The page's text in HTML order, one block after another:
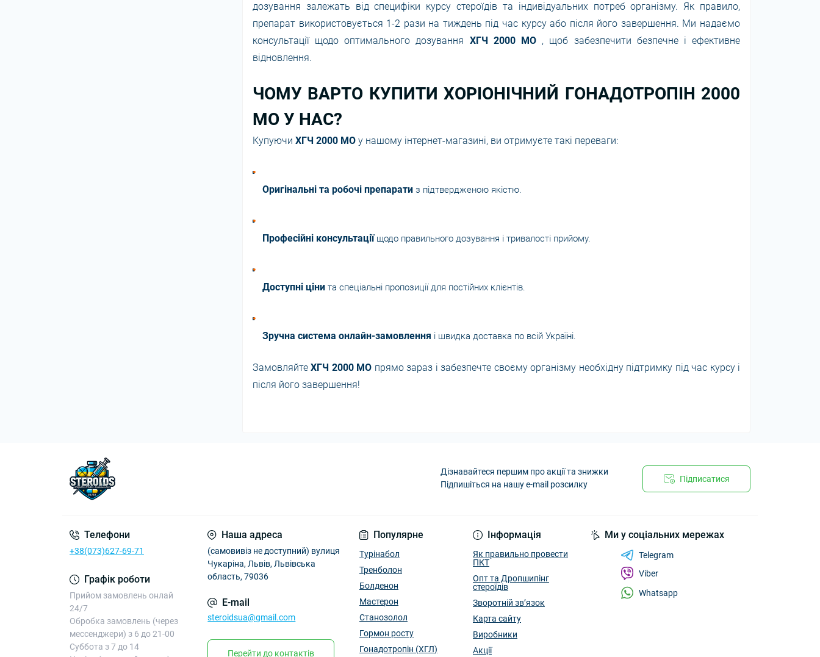
дозування залежать від специфіки курсу стероїдів та індивідуальних потреб організму. Як правило,
препарат використовується 1-2 рази на тиждень під час курсу або після його завершення. Ми надаємо
консультації щодо оптимального дозування ХГЧ 2000 МО , щоб забезпечити безпечне і ефективне
відновлення.
ЧОМУ ВАРТО КУПИТИ ХОРІОНІЧНИЙ ГОНАДОТРОПІН 2000
МО У НАС?
Купуючи ХГЧ 2000 МО у нашому інтернет-магазині, ви отримуєте такі переваги:
Оригінальні та робочі препарати з підтвердженою якістю.
Професійні консультації щодо правильного дозування і тривалості прийому.
Доступні ціни та спеціальні пропозиції для постійних клієнтів.
Зручна система онлайн-замовлення і швидка доставка по всій Україні.
ЗамовляйтеХГЧ 2000 МО прямо зараз і забезпечте своєму організму необхідну підтримку під час курсу і
після його завершення!
Дізнавайтеся першим про акції та знижки
Підпишіться на нашу e-mail розсилку
Підписатися
Телефони
+38(073)627-69-71
Графік роботи
Прийом замовлень онлай
24/7
Обробка замовлень (через
мессенджери) з 6 до 21-00
Суббота з 7 до 14
Наша адреса
(самовивіз не доступний) вулиця
Чукаріна, Львів, Львівська
область, 79036
E-mail
steroidsua@gmail.com
Перейти до контактів
Популярне
Турінабол
Тренболон
Болденон
Мастерон
Станозолол
Гормон росту
Гонадотропін (ХГЛ)
Інформація
Як правильно провести
ПКТ
Опт та Дропшипінг
стероїдів
Зворотній зв’язок
Карта сайту
Виробники
Акції
Ми у соціальних мережах
Telegram
Viber
Whatsapp